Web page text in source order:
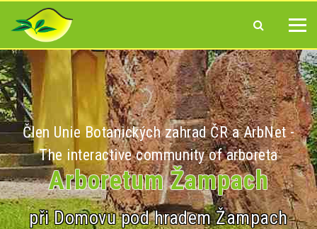
Člen Unie Botanických zahrad ČR a ArbNet -
The interactive community of arboreta
Arboretum Žampach
při Domovu pod hradem Žampach